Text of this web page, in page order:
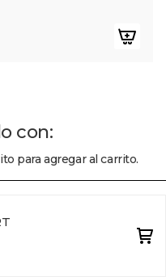
con:
para agregar al carrito.